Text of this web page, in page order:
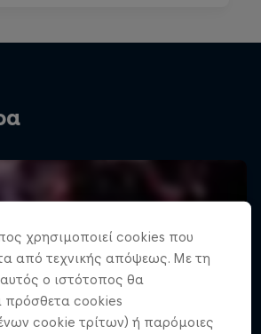
χρησιμοποιεί cookies που
από τεχνικής απόψεως. Με τη
ο ιστότοπος θα
πρόσθετα cookies
cookie τρίτων) ή παρόμοιες